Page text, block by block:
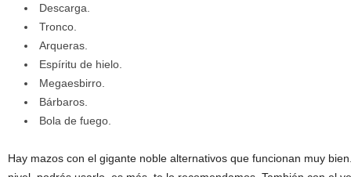
Descarga.
Tronco.
Arqueras.
Espíritu de hielo.
Megaesbirro.
Bárbaros.
Bola de fuego.
Hay mazos con el gigante noble alternativos que funcionan muy